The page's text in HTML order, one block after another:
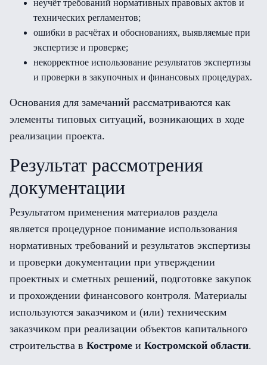
неучёт требований нормативных правовых актов и
технических регламентов;
ошибки в расчётах и обоснованиях, выявляемые при
экспертизе и проверке;
некорректное использование результатов экспертизы
и проверки в закупочных и финансовых процедурах.
Основания для замечаний рассматриваются как
элементы типовых ситуаций, возникающих в ходе
реализации проекта.
Результат рассмотрения
документации
Результатом применения материалов раздела
является процедурное понимание использования
нормативных требований и результатов экспертизы
и проверки документации при утверждении
проектных и сметных решений, подготовке закупок
и прохождении финансового контроля. Материалы
используются заказчиком и (или) техническим
заказчиком при реализации объектов капитального
строительства в Костроме и Костромской области.